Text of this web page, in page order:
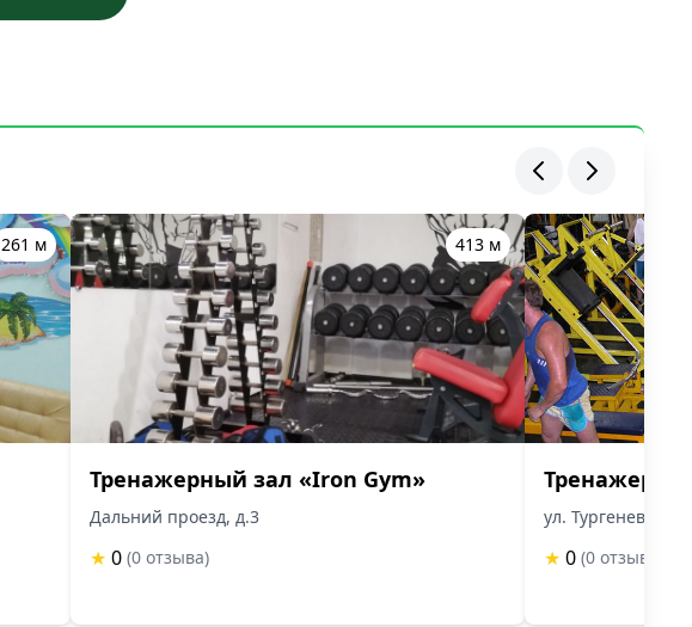
261 м 413 м
Тренажерный зал «Iron Gym»
Дальний проезд, д.3
★ 0 (0 отзыва)
ул. Тургенева,
★ 0 (0 отзыва)